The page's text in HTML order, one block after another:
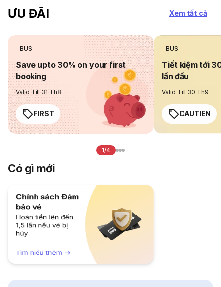
ƯU ĐÃI Xem tất cả
BUS
Save upto 30% on your first
booking
Valid Till 31 Th8
FIRST
BUS
Tiết kiệm tới
lần đầu
Valid Till 30 Th9
DAUTIEN
1/4
Có gì mới